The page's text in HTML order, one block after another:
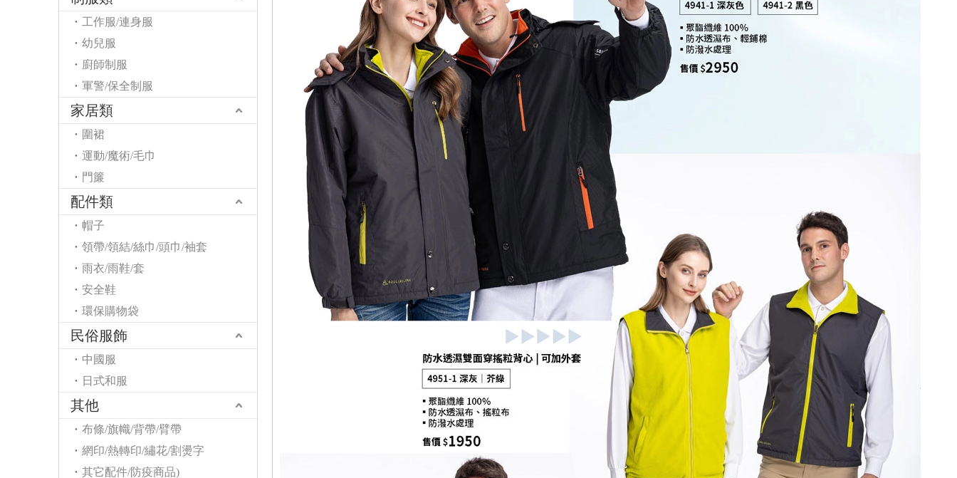
工作服/連身服
幼兒服
廚師制服
軍警/保全制服
家居類
圍裙
運動/魔術/毛巾
門簾
配件類
帽子
領帶/領結/絲巾/頭巾/袖套
雨衣/雨鞋/套
安全鞋
環保購物袋
民俗服飾
中國服
日式和服
其他
布條/旗幟/背帶/臂帶
網印/熱轉印/繡花/割燙字
其它配件/防疫商品)